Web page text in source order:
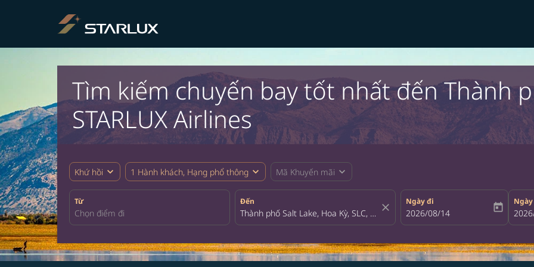
Tìm kiếm chuyến bay tốt nhất đến Thành
STARLUX Airlines
Khứ hồi expand_more 1 Hành khách, Hạng phổ thông expand_more Mã Khuyến mãi expand_more
Từ Đến
close
Ngày đi
fc-booking-departure-date-aria-
2026/08/14 today fc-